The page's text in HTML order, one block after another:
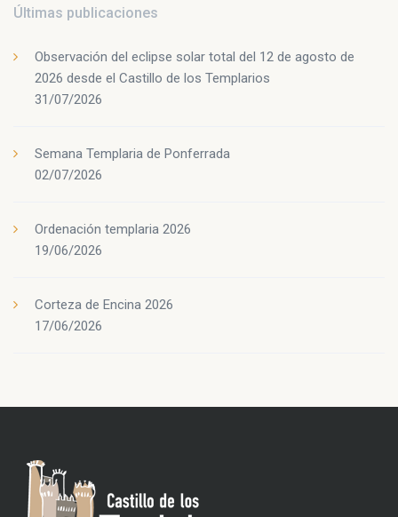
Últimas publicaciones
Observación del eclipse solar total del 12 de agosto de
2026 desde el Castillo de los Templarios
31/07/2026
Semana Templaria de Ponferrada
02/07/2026
Ordenación templaria 2026
19/06/2026
Corteza de Encina 2026
17/06/2026